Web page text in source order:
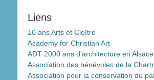
Liens
10 ans Arts et Cloître
Academy for Christian Art
ADT 2000 ans d'architecture en Alsace
Association des bénévoles de la
Association pour la conservation du